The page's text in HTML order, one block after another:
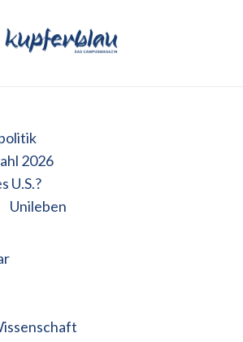
2026
U.S.?
Unileben